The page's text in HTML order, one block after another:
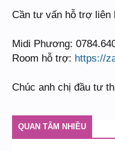
Cần tư vấn hỗ trợ liên
Midi Phương:
Room hỗ trợ: https://
Chúc anh chị đầu tư
QUAN TÂM NHIỀU